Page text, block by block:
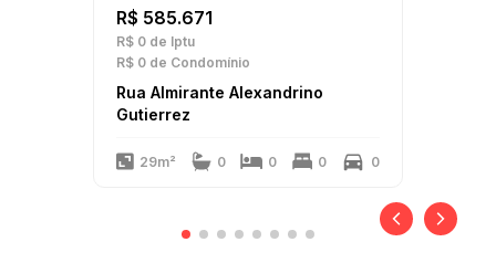
R$ 585.671
R$ 0 de Iptu
R$ 0 de Condomínio
Rua Almirante Alexandrino
Gutierrez
29m² 0 0 0 0